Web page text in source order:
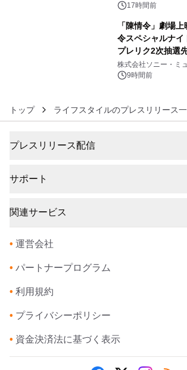
没入型バー「BAR
17時間前
「陳情令」劇場
令スペシャルナイ
プレリク2次抽選
株式会社ソニー・ミ
ンズ9時間前
トップ ライフスタイルのプレスリリース
プレスリリース配信
サポート
関連サービス
• 運営会社
• パートナープログラム
• 利用規約
• プライバシーポリシー
• 資金決済法に基づく表示